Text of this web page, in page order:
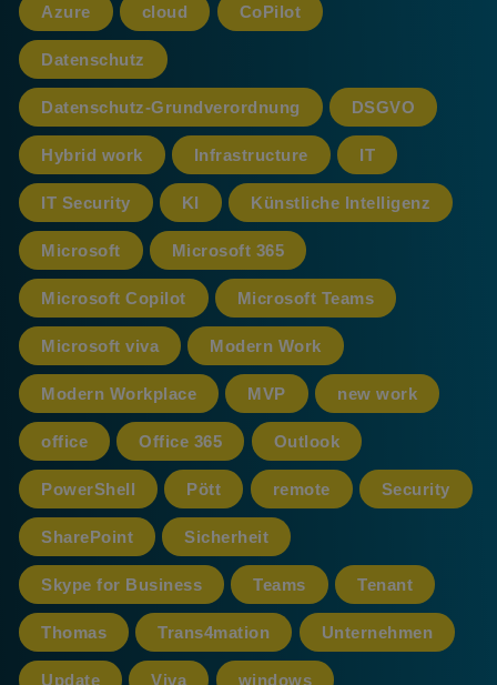
Azure cloud CoPilot
Datenschutz
Datenschutz-Grundverordnung DSGVO
Hybrid work Infrastructure IT
IT Security KI Künstliche Intelligenz
Microsoft Microsoft 365
Microsoft Copilot Microsoft Teams
Microsoft viva Modern Work
Modern Workplace MVP new work
office Office 365 Outlook
PowerShell Pött remote Security
SharePoint Sicherheit
Skype for Business Teams Tenant
Thomas Trans4mation Unternehmen
Update Viva windows